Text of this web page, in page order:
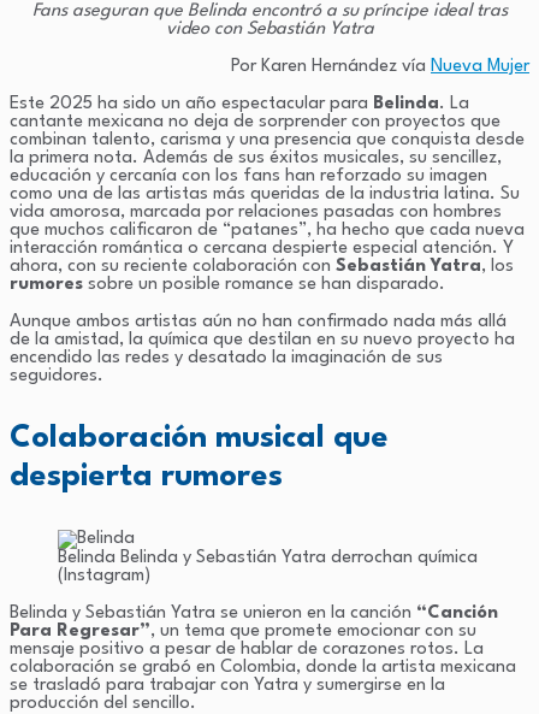
Fans aseguran que Belinda encontró a su príncipe ideal tras
video con Sebastián Yatra
Por Karen Hernández vía Nueva Mujer
Este 2025 ha sido un año espectacular para Belinda. La
cantante mexicana no deja de sorprender con proyectos que
combinan talento, carisma y una presencia que conquista desde
la primera nota. Además de sus éxitos musicales, su sencillez,
educación y cercanía con los fans han reforzado su imagen
como una de las artistas más queridas de la industria latina. Su
vida amorosa, marcada por relaciones pasadas con hombres
que muchos calificaron de “patanes”, ha hecho que cada nueva
interacción romántica o cercana despierte especial atención. Y
ahora, con su reciente colaboración con Sebastián Yatra, los
rumores sobre un posible romance se han disparado.
Aunque ambos artistas aún no han confirmado nada más allá
de la amistad, la química que destilan en su nuevo proyecto ha
encendido las redes y desatado la imaginación de sus
seguidores.
Colaboración musical que
despierta rumores
Belinda Belinda y Sebastián Yatra derrochan química
(Instagram)
Belinda y Sebastián Yatra se unieron en la canción “Canción
Para Regresar”, un tema que promete emocionar con su
mensaje positivo a pesar de hablar de corazones rotos. La
colaboración se grabó en Colombia, donde la artista mexicana
se trasladó para trabajar con Yatra y sumergirse en la
producción del sencillo.